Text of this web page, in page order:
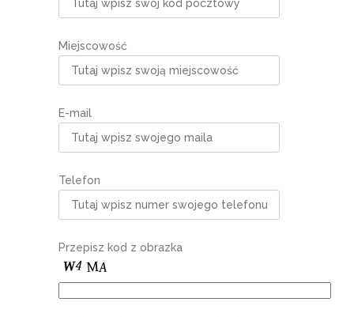
Miejscowość
E-mail
Telefon
Przepisz kod z obrazka